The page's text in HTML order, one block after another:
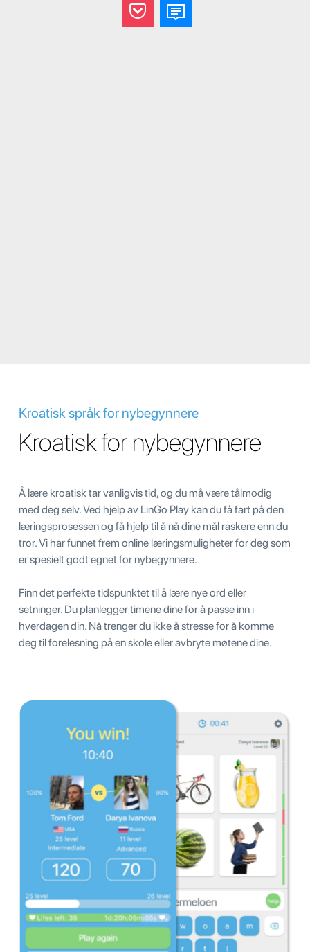
Kroatisk språk for nybegynnere
Kroatisk for nybegynnere
Å lære kroatisk tar vanligvis tid, og du må være tålmodig
med deg selv. Ved hjelp av LinGo Play kan du få fart på den
læringsprosessen og få hjelp til å nå dine mål raskere enn du
tror. Vi har funnet frem online læringsmuligheter for deg som
er spesielt godt egnet for nybegynnere.
Finn det perfekte tidspunktet til å lære nye ord eller
setninger. Du planlegger timene dine for å passe inn i
hverdagen din. Nå trenger du ikke å stresse for å komme
deg til forelesning på en skole eller avbryte møtene dine.